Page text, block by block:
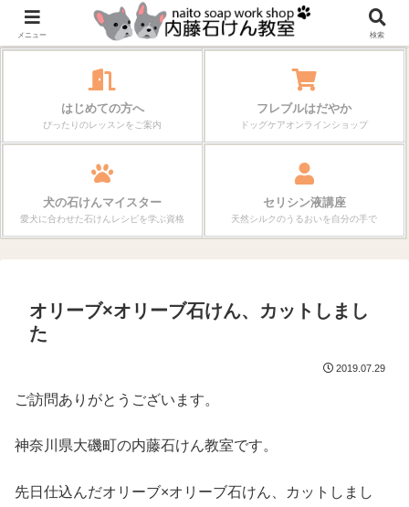
作る楽しさが、毎日の暮らしを変えていく。
はじめての方へ
ぴったりのレッスンをご案内
フレブルはだやか
ドッグケアオンラインショップ
犬の石けんマイスター
愛犬に合わせた石けんレシピを学ぶ資格
セリシン液講座
天然シルクのうるおいを自分の手で
オリーブ×オリーブ石けん、カットしまし
た
2019.07.29
ご訪問ありがとうございます。
神奈川県大磯町の内藤石けん教室です。
先日仕込んだオリーブ×オリーブ石けん、カットしまし
メニュー 検索